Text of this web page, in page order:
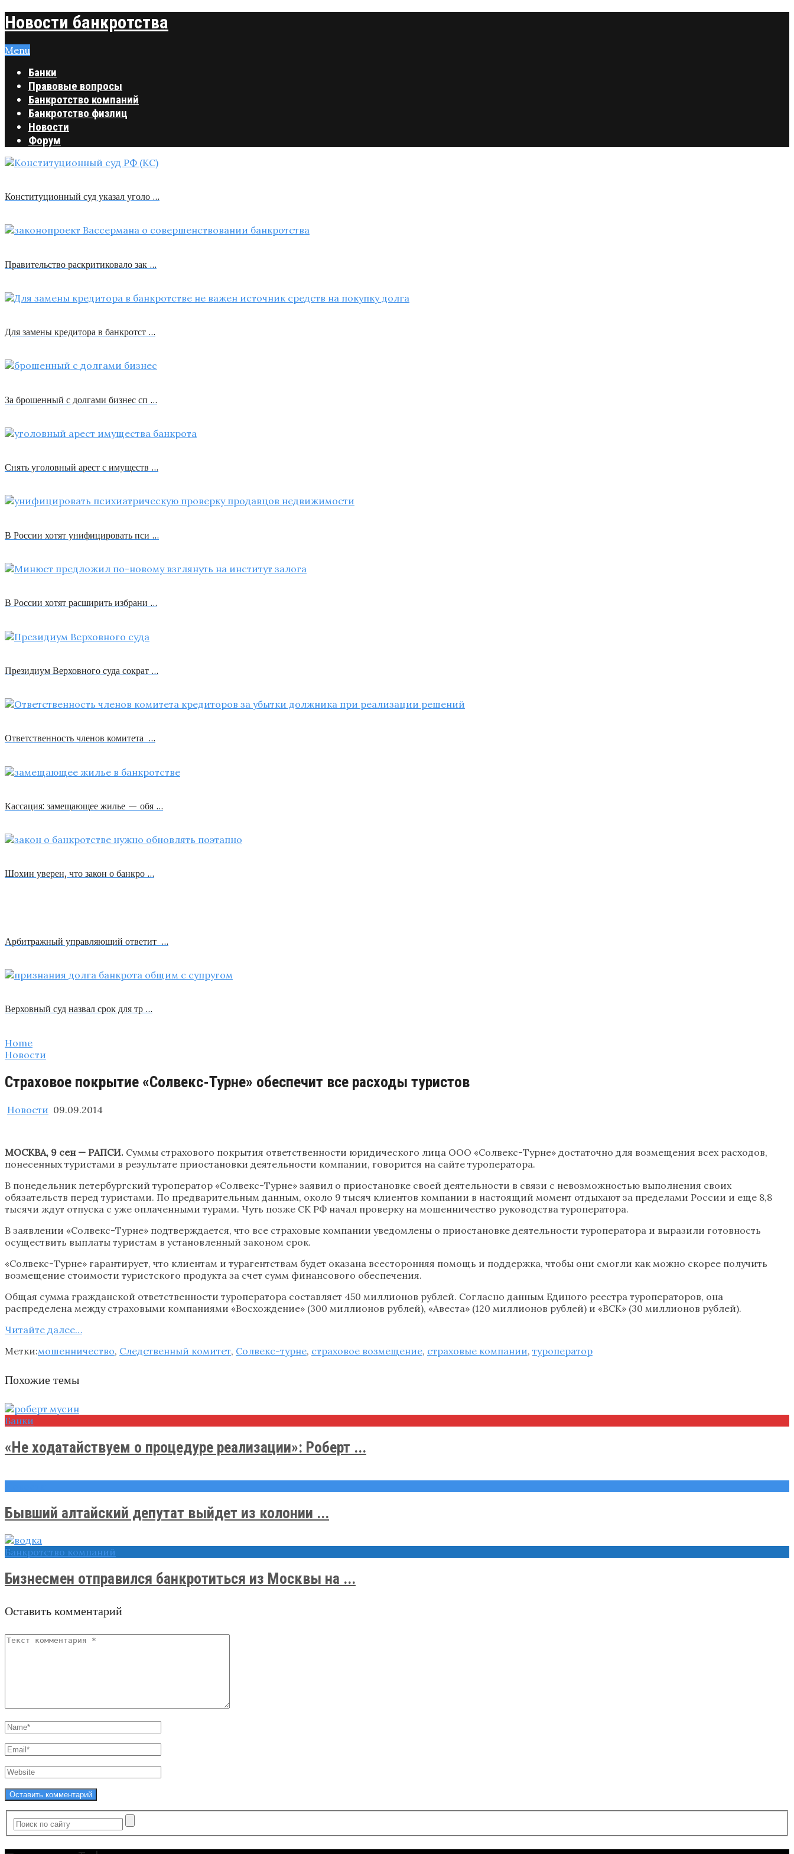
Новости банкротства
Menu
Банки
Правовые вопросы
Банкротство компаний
Банкротство физлиц
Новости
Форум
Конституционный суд указал уголо …
Правительство раскритиковало зак …
Для замены кредитора в банкротст …
За брошенный с долгами бизнес сп …
Снять уголовный арест с имуществ …
В России хотят унифицировать пси …
В России хотят расширить избрани …
Президиум Верховного суда сократ …
Ответственность членов комитета …
Кассация: замещающее жилье — обя …
Шохин уверен, что закон о банкро …
Арбитражный управляющий ответит …
Верховный суд назвал срок для тр …
Home
Новости
Страховое покрытие «Солвекс-Турне» обеспечит все расходы туристов
Новости 09.09.2014
МОСКВА, 9 сен — РАПСИ. Суммы страхового покрытия ответственности юридического лица ООО «Солвекс-Турне» достаточно для возмещения всех расходов,
понесенных туристами в результате приостановки деятельности компании, говорится на сайте туроператора.
В понедельник петербургский туроператор «Солвекс-Турне» заявил о приостановке своей деятельности в связи с невозможностью выполнения своих
обязательств перед туристами. По предварительным данным, около 9 тысяч клиентов компании в настоящий момент отдыхают за пределами России и еще 8,8
тысячи ждут отпуска с уже оплаченными турами. Чуть позже СК РФ начал проверку на мошенничество руководства туроператора.
В заявлении «Солвекс-Турне» подтверждается, что все страховые компании уведомлены о приостановке деятельности туроператора и выразили готовность
осуществить выплаты туристам в установленный законом срок.
«Солвекс-Турне» гарантирует, что клиентам и турагентствам будет оказана всесторонняя помощь и поддержка, чтобы они смогли как можно скорее получить
возмещение стоимости туристского продукта за счет сумм финансового обеспечения.
Общая сумма гражданской ответственности туроператора составляет 450 миллионов рублей. Согласно данным Единого реестра туроператоров, она
распределена между страховыми компаниями «Восхождение» (300 миллионов рублей), «Авеста» (120 миллионов рублей) и «ВСК» (30 миллионов рублей).
Читайте далee…
Метки:мошенничество, Следственный комитет, Солвекс-турне, страховое возмещение, страховые компании, туроператор
Похожие темы
Банки
«Не ходатайствуем о процедуре реализации»: Роберт ...
Бывший алтайский депутат выйдет из колонии ...
Банкротство компаний
Бизнесмен отправился банкротиться из Москвы на ...
Оставить комментарий